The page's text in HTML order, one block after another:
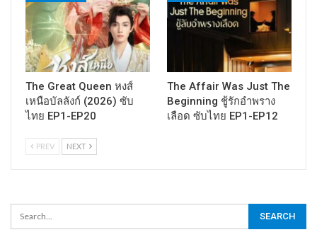
The Great Queen หงส์
เหนือบัลลังก์ (2026) ซับ
ไทย EP1-EP20
The Affair Was Just The
Beginning ชู้รักอำพราง
เลือด ซับไทย EP1-EP12
PREV NEXT